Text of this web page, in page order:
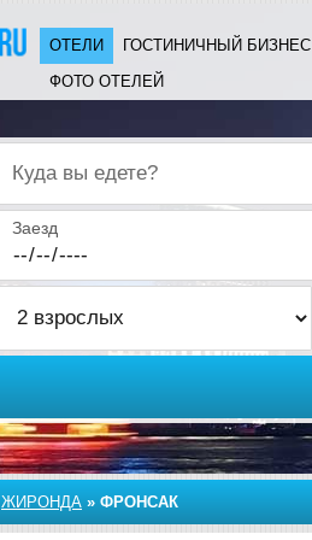
ОТЕЛИ ГОСТИНИЧНЫЙ БИЗНЕС
ФОТО ОТЕЛЕЙ
Куда вы едете?
Заезд
ЖИРОНДА » ФРОНСАК